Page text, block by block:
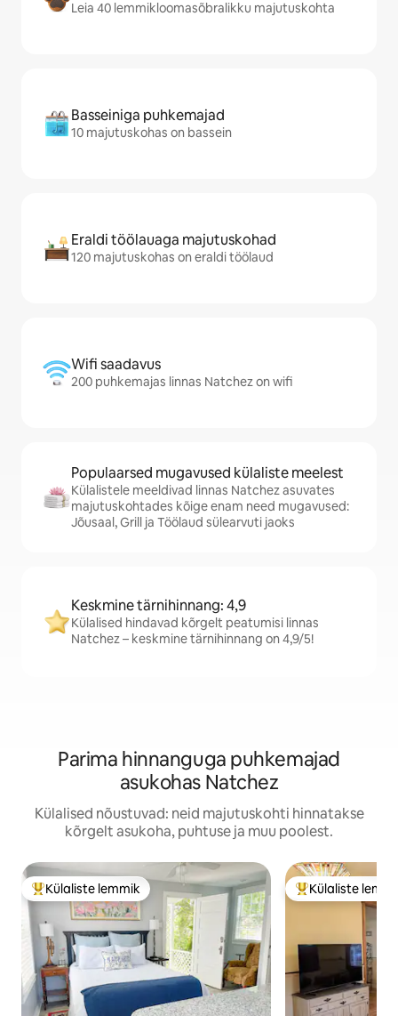
Leia 40 lemmikloomasõbralikku majutuskohta
Basseiniga puhkemajad
10 majutuskohas on bassein
Eraldi töölauaga majutuskohad
120 majutuskohas on eraldi töölaud
Wifi saadavus
200 puhkemajas linnas Natchez on wifi
Populaarsed mugavused külaliste meelest
Külalistele meeldivad linnas Natchez asuvates
majutuskohtades kõige enam need mugavused:
Jõusaal, Grill ja Töölaud sülearvuti jaoks
Keskmine tärnihinnang: 4,9
Külalised hindavad kõrgelt peatumisi linnas
Natchez – keskmine tärnihinnang on 4,9/5!
Parima hinnanguga puhkemajad
asukohas Natchez
Külalised nõustuvad: neid majutuskohti hinnatakse
kõrgelt asukoha, puhtuse ja muu poolest.
Külaliste suur lemmik
Külaliste lemmik Külaliste suur
Külaliste